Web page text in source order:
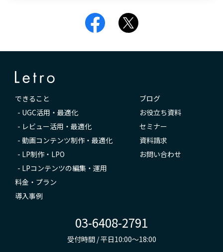
できること
- UGC活用・最適化
- レビュー活用・最適化
- 動画コンテンツ制作・最適化
- LP制作・LPO
- LPコンテンツの編集・運用
料金・プラン
導入事例
ブログ
お役立ち資料
セミナー
資料請求
お問い合わせ
03-6408-2791
受付時間 / 平日10:00～18:00